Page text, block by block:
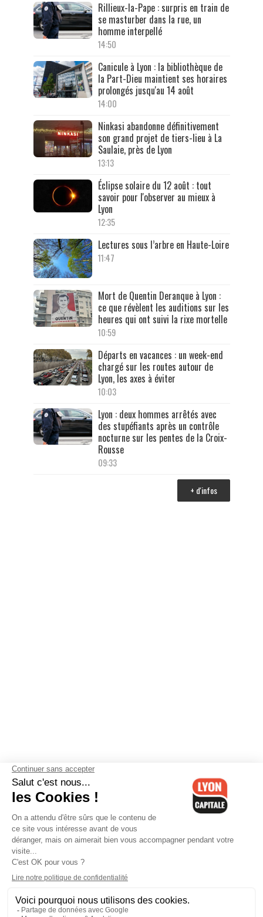
Rillieux-la-Pape : surpris en train de
se masturber dans la rue, un
homme interpellé
14:50
Canicule à Lyon : la bibliothèque de
la Part-Dieu maintient ses horaires
prolongés jusqu'au 14 août
14:00
Ninkasi abandonne définitivement
son grand projet de tiers-lieu à La
Saulaie, près de Lyon
13:13
Éclipse solaire du 12 août : tout
savoir pour l'observer au mieux à
Lyon
12:35
Lectures sous l’arbre en Haute-Loire
11:47
Mort de Quentin Deranque à Lyon :
ce que révèlent les auditions sur les
heures qui ont suivi la rixe mortelle
10:59
Départs en vacances : un week-end
chargé sur les routes autour de
Lyon, les axes à éviter
10:03
Lyon : deux hommes arrêtés avec
des stupéfiants après un contrôle
nocturne sur les pentes de la Croix-
Rousse
09:33
+ d'infos
Contactez-nous-Mentions légales-CGV-Politique de